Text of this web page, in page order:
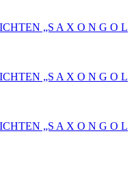
„S A X O N G O L
„S A X O N G O L
„S A X O N G O L